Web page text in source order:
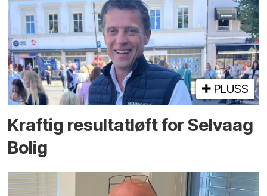
PLUSS
Kraftig resultatløft for Selvaag
Bolig